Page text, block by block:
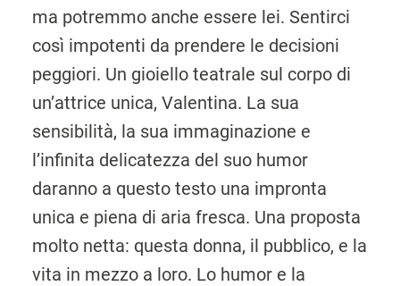
ma potremmo anche essere lei. Sentirci
così impotenti da prendere le decisioni
peggiori. Un gioiello teatrale sul corpo di
un’attrice unica, Valentina. La sua
sensibilità, la sua immaginazione e
l’infinita delicatezza del suo humor
daranno a questo testo una impronta
unica e piena di aria fresca. Una proposta
molto netta: questa donna, il pubblico, e la
vita in mezzo a loro. Lo humor e la